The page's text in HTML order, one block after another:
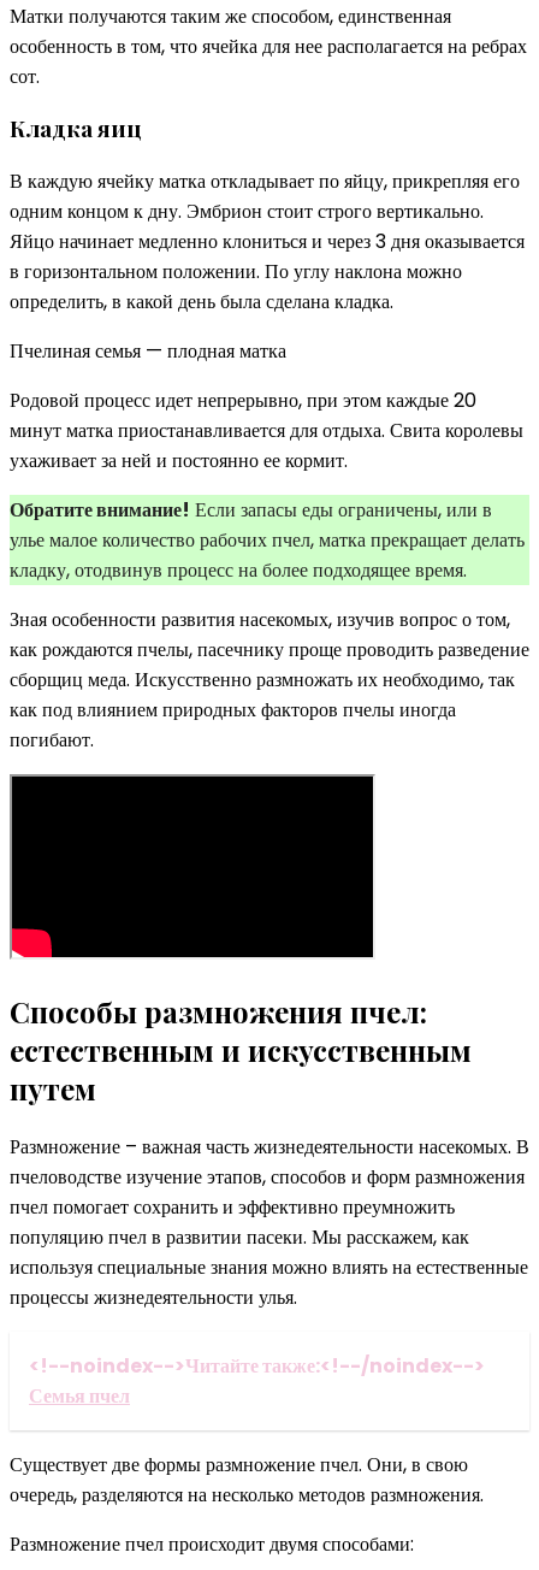
Матки получаются таким же способом, единственная
особенность в том, что ячейка для нее располагается на ребрах
сот.
Кладка яиц
В каждую ячейку матка откладывает по яйцу, прикрепляя его
одним концом к дну. Эмбрион стоит строго вертикально.
Яйцо начинает медленно клониться и через 3 дня оказывается
в горизонтальном положении. По углу наклона можно
определить, в какой день была сделана кладка.
Пчелиная семья — плодная матка
Родовой процесс идет непрерывно, при этом каждые 20
минут матка приостанавливается для отдыха. Свита королевы
ухаживает за ней и постоянно ее кормит.
Обратите внимание! Если запасы еды ограничены, или в
улье малое количество рабочих пчел, матка прекращает делать
кладку, отодвинув процесс на более подходящее время.
Зная особенности развития насекомых, изучив вопрос о том,
как рождаются пчелы, пасечнику проще проводить разведение
сборщиц меда. Искусственно размножать их необходимо, так
как под влиянием природных факторов пчелы иногда
погибают.
Способы размножения пчел:
естественным и искусственным
путем
Размножение – важная часть жизнедеятельности насекомых. В
пчеловодстве изучение этапов, способов и форм размножения
пчел помогает сохранить и эффективно преумножить
популяцию пчел в развитии пасеки. Мы расскажем, как
используя специальные знания можно влиять на естественные
процессы жизнедеятельности улья.
<!--noindex-->Читайте также:<!--/noindex-->
Семья пчел
Существует две формы размножение пчел. Они, в свою
очередь, разделяются на несколько методов размножения.
Размножение пчел происходит двумя способами: